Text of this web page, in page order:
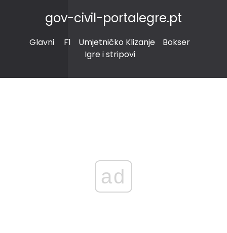
gov-civil-portalegre.pt
Glavni F1 Umjetničko Klizanje
Bokser
Igre i stripovi
ad